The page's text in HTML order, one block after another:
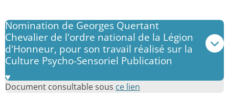
Nomination de Georges Quertant
Chevalier de l'ordre national de la Légion
d'Honneur, pour son travail réalisé sur la
Culture Psycho-Sensoriel Publication
Document consultable sous ce lien